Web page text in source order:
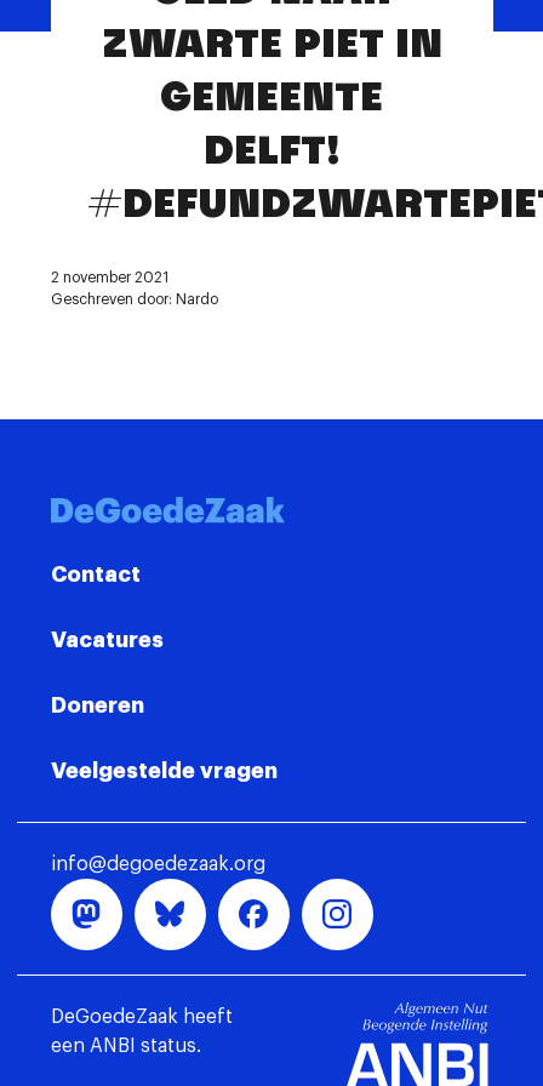
ZWARTE PIET IN
GEMEENTE
DELFT!
2 november 2021
Geschreven door: Nardo
Contact
Vacatures
Doneren
Veelgestelde vragen
info@degoedezaak.org
DeGoedeZaak heeft
een ANBI status.